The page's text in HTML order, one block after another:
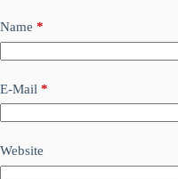
Name *
E-Mail *
Website